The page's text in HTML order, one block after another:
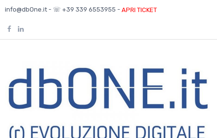
Skip
content
info@dbOne.it - ☏ +39 339 6553955 - APRI TICKET